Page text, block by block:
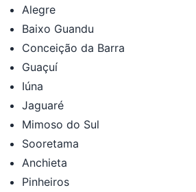
Alegre
Baixo Guandu
Conceição da Barra
Guaçuí
Iúna
Jaguaré
Mimoso do Sul
Sooretama
Anchieta
Pinheiros